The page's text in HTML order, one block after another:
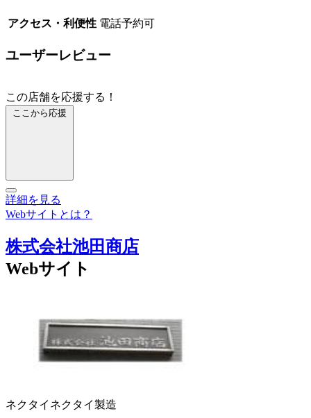
アクセス・利便性 電話予約可
ユーザーレビュー
この店舗を応援する！
ここから応援
詳細を見る
Webサイトとは？
株式会社池田商店
Webサイト
ネクタイ ネクタイ製造